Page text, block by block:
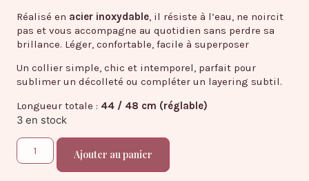
Réalisé en acier inoxydable, il résiste à l’eau, ne noircit
pas et vous accompagne au quotidien sans perdre sa
brillance. Léger, confortable, facile à superposer
Un collier simple, chic et intemporel, parfait pour
sublimer un décolleté ou compléter un layering subtil.
Longueur totale : 44 / 48 cm (réglable)
3 en stock
Ajouter au panier